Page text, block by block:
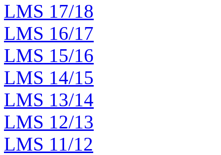
LMS 17/18
LMS 16/17
LMS 15/16
LMS 14/15
LMS 13/14
LMS 12/13
LMS 11/12